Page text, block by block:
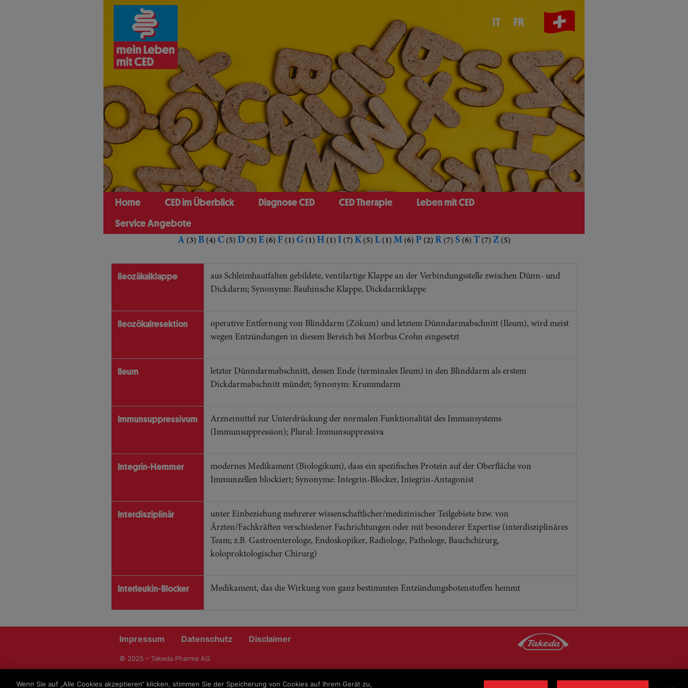
IT FR
Home CED im Überblick Diagnose CED CED Therapie Leben mit CED
Service Angebote
A (3) B(4) C(5) D (3) E(6) F (1) G(1) H(1) I(7) K(5) L(1) M(6) P (2) R(7) S (6) T(7) Z(5)
Ileozäkalklappe
aus Schleimhautfalten gebildete, ventilartige Klappe an der Verbindungsstelle zwischen Dünn- und
Dickdarm; Synonyme: Bauhinsche Klappe, Dickdarmklappe
Ileozökalresektion
operative Entfernung von Blinddarm (Zökum) und letztem Dünndarmabschnitt (Ileum), wird meist
wegen Entzündungen in diesem Bereich bei Morbus Crohn eingesetzt
Ileum
letzter Dünndarmabschnitt, dessen Ende (terminales Ileum) in den Blinddarm als erstem
Dickdarmabschnitt mündet; Synonym: Krummdarm
Immunsuppressivum
Arzneimittel zur Unterdrückung der normalen Funktionalität des Immunsystems
(Immunsuppression); Plural: Immunsuppressiva
Integrin-Hemmer
modernes Medikament (Biologikum), dass ein spezifisches Protein auf der Oberfläche von
Immunzellen blockiert; Synonyme: Integrin-Blocker, Integrin-Antagonist
Interdisziplinär
unter Einbeziehung mehrerer wissenschaftlicher/medizinischer Teilgebiete bzw. von
Ärzten/Fachkräften verschiedener Fachrichtungen oder mit besonderer Expertise (interdisziplinäres
Team; z.B. Gastroenterologe, Endoskopiker, Radiologe, Pathologe, Bauchchirurg,
koloproktologischer Chirurg)
Interleukin-Blocker Medikament, das die Wirkung von ganz bestimmten Entzündungsbotenstoffen hemmt
Impressum Datenschutz Disclaimer
© 2025 – Takeda Pharma AG
C-ANPROM/CH/ENTY/0180; C-ANPROM/CH/ENTY/0181; C-ANPROM/CH/ENTY/0182; C-ANPROM/CH/ENTY/0183; C-
Wenn Sie auf „Alle Cookies akzeptieren“ klicken, stimmen Sie der Speicherung von Cookies auf Ihrem Gerät zu,